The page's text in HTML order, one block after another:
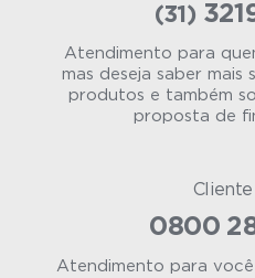
(31)
Atendimento para
mas deseja saber mais
produtos e também
proposta de
0800
Atendimento para